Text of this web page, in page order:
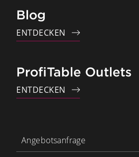
Blog
ENTDECKEN
ProfiTable Outlets
ENTDECKEN
Angebotsanfrage